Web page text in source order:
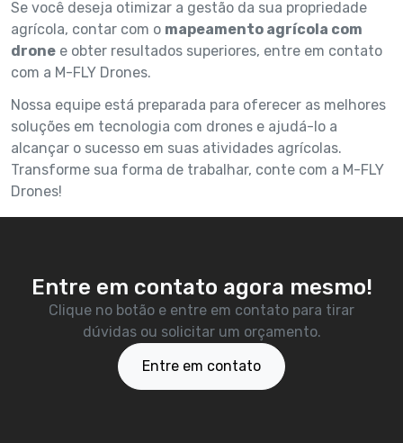
Se você deseja otimizar a gestão da sua propriedade
agrícola, contar com o mapeamento agrícola com
drone e obter resultados superiores, entre em contato
com a M-FLY Drones.
Nossa equipe está preparada para oferecer as melhores
soluções em tecnologia com drones e ajudá-lo a
alcançar o sucesso em suas atividades agrícolas.
Transforme sua forma de trabalhar, conte com a M-FLY
Drones!
Entre em contato agora mesmo!
Clique no botão e entre em contato para tirar
dúvidas ou solicitar um orçamento.
Entre em contato